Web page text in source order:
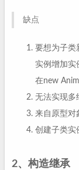
缺点
要想为子类
实例增加实
在new
无法实现多
来自原型对
创建子类实
2、构造继承